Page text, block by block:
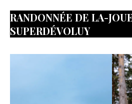
RANDONNÉE DE LA-
SUPERDÉVOLUY